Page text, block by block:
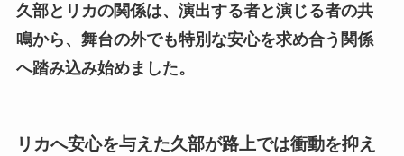
久部とリカの関係は、演出する者と演じる者の共
鳴から、舞台の外でも特別な安心を求め合う関係
へ踏み込み始めました。
リカへ安心を与えた久部が路上では衝動を抑え